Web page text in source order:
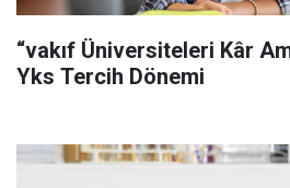
“vakıf Üniversiteleri Kâr
Yks Tercih Dönemi